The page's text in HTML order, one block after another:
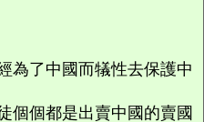
為了中國而犠性去保護中
個個都是出賣中國的賣國